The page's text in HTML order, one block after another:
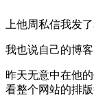
上他周私信我发
我也说自己的博
昨天无意中在他
看整个网站的排版